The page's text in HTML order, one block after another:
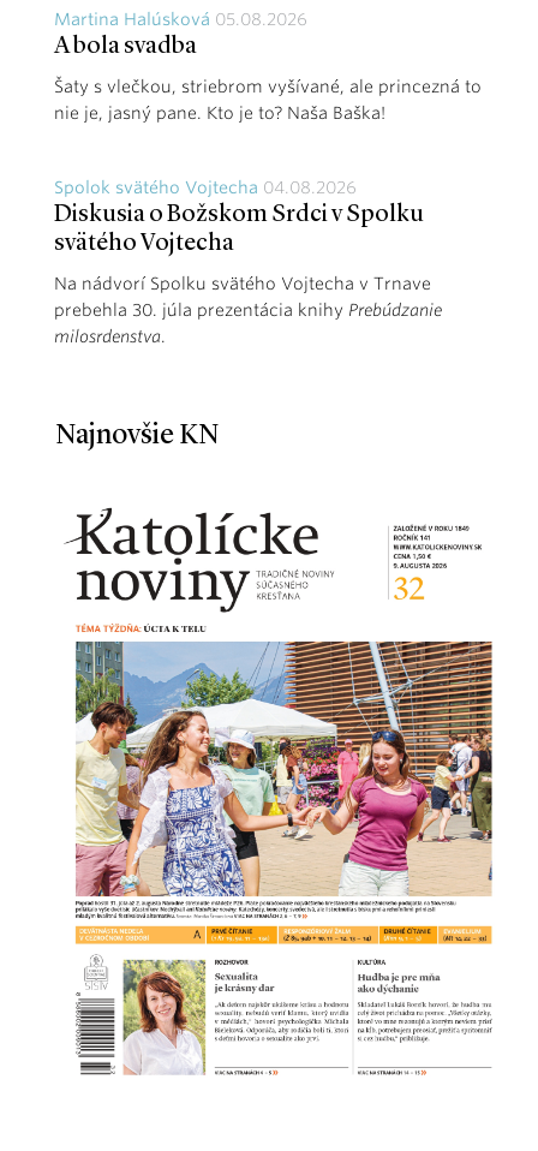
Martina Halúsková 05.08.2026
A bola svadba
Šaty s vlečkou, striebrom vyšívané, ale princezná to
nie je, jasný pane. Kto je to? Naša Baška!
Spolok svätého Vojtecha 04.08.2026
Diskusia o Božskom Srdci v Spolku
svätého Vojtecha
Na nádvorí Spolku svätého Vojtecha v Trnave
prebehla 30. júla prezentácia knihy Prebúdzanie
milosrdenstva.
Najnovšie KN